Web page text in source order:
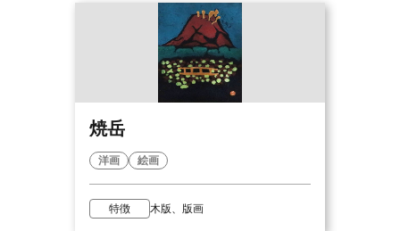
焼岳
洋画 絵画
特徴 木版、版画